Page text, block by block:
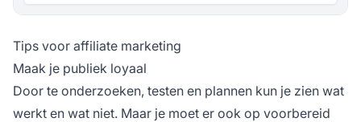
Tips voor affiliate marketing
Maak je publiek loyaal
Door te onderzoeken, testen en plannen kun je zien wat
werkt en wat niet. Maar je moet er ook op voorbereid